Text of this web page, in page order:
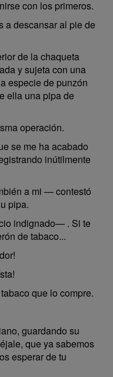
con los primeros.
a descansar al pie de
de la chaqueta
y sujeta con una
especie de punzón
ella una pipa de
operación.
se me ha acabado
inútilmente
a mi — contestó
pipa.
indignado— . Si te
de tabaco...
que lo compre.
guardando su
que ya sabemos
esperar de tu